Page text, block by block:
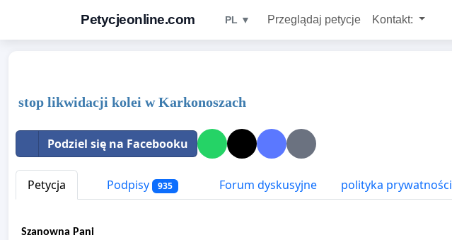
Petycjeonline.com PL ▼ Przeglądaj petycje Kontakt:
stop likwidacji kolei w Karkonoszach
Podziel się na Facebooku
Petycja Podpisy 935 Forum dyskusyjne polityka prywatności
Szanowna Pani